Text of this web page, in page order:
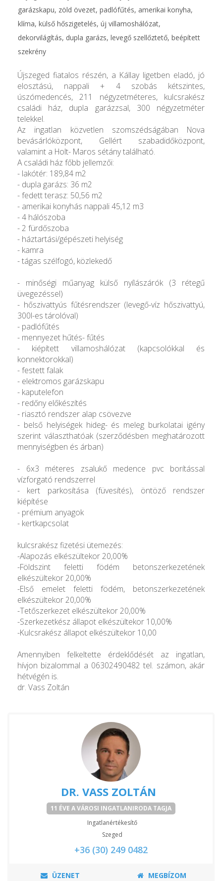
garázskapu, zöld övezet, padlófűtés, amerikai konyha,
klíma, külső hőszigetelés, új villamoshálózat,
dekorvilágítás, dupla garázs, levegő szellőztető, beépített
szekrény
Újszeged fiatalos részén, a Kállay ligetben eladó, jó
elosztású, nappali + 4 szobás kétszintes,
úszómedencés, 211 négyzetméteres, kulcsrakész
családi ház, dupla garázzsal, 300 négyzetméter
telekkel.
Az ingatlan közvetlen szomszédságában Nova
bevásárlóközpont, Gellért szabadidőközpont,
valamint a Holt- Maros sétány található.
A családi ház főbb jellemzői:
- lakótér: 189,84 m2
- dupla garázs: 36 m2
- fedett terasz: 50,56 m2
- amerikai konyhás nappali 45,12 m3
- 4 hálószoba
- 2 fürdőszoba
- háztartási/gépészeti helyiség
- kamra
- tágas szélfogó, közlekedő
- minőségi műanyag külső nyílászárók (3 rétegű
üvegezéssel)
- hőszivattyús fűtésrendszer (levegő-víz hőszivattyú,
300l-es tárolóval)
- padlófűtés
- mennyezet hűtés- fűtés
- kiépített villamoshálózat (kapcsolókkal és
konnektorokkal)
- festett falak
- elektromos garázskapu
- kaputelefon
- redőny előkészítés
- riasztó rendszer alap csövezve
- belső helyiségek hideg- és meleg burkolatai igény
szerint választhatóak (szerződésben meghatározott
mennyiségben és árban)
- 6x3 méteres zsalukő medence pvc borítással
vízforgató rendszerrel
- kert parkosítása (füvesítés), öntöző rendszer
kiépítése
- prémium anyagok
- kertkapcsolat
kulcsrakész fizetési ütemezés:
-Alapozás elkészültekor 20,00%
-Földszint feletti födém betonszerkezetének
elkészültekor 20,00%
-Első emelet feletti födém, betonszerkezetének
elkészültekor 20,00%
-Tetőszerkezet elkészültekor 20,00%
-Szerkezetkész állapot elkészültekor 10,00%
-Kulcsrakész állapot elkészültekor 10,00
Amennyiben felkeltette érdeklődését az ingatlan,
hívjon bizalommal a 06302490482 tel. számon, akár
hétvégén is.
dr. Vass Zoltán
DR. VASS ZOLTÁN
11 ÉVE A VÁROSI INGATLANIRODA TAGJA
Ingatlanértékesítő
Szeged
+36 (30) 249 0482
ÜZENET MEGBÍZOM